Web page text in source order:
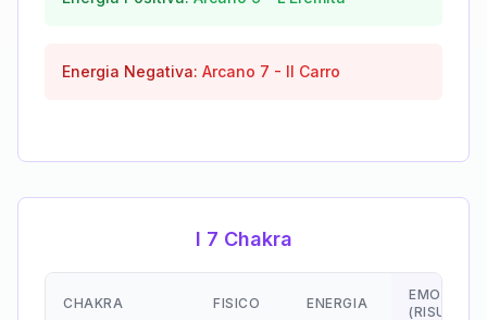
Energia Negativa: Arcano 7 - Il Carro
I 7 Chakra
CHAKRA FISICO ENERGIA
EMOZIONI